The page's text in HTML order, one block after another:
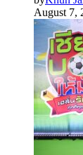
August 7,